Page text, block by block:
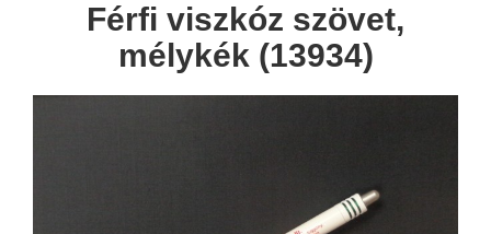
Férfi viszkóz szövet,
mélykék (13934)